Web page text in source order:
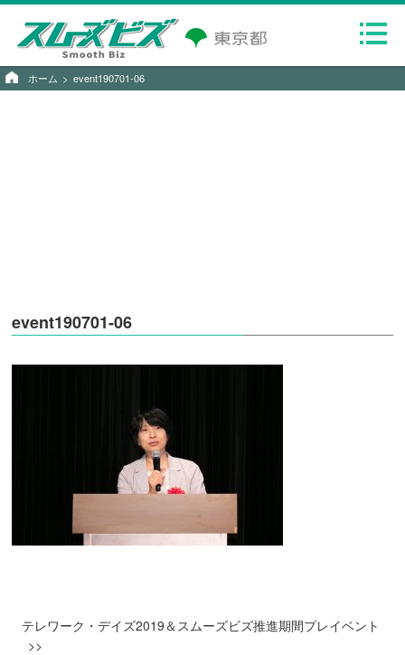
ホーム event190701-06
event190701-06
テレワーク・デイズ2019＆スムーズビズ推進期間プレイベント